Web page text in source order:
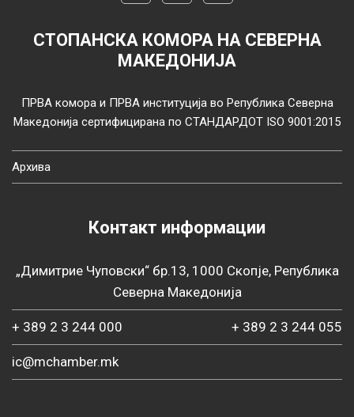
СТОПАНСКА КОМОРА НА СЕВЕРНА
МАКЕДОНИЈА
ПРВА комора и ПРВА институција во Република Северна
Македонија сертифицирана по СТАНДАРДОТ ISO 9001:2015
Архива
Контакт информации
„Димитрие Чуповски“ бр.13, 1000 Скопје, Република
Северна Македонија
+ 389 2 3 244 000 + 389 2 3 244 055
ic@mchamber.mk